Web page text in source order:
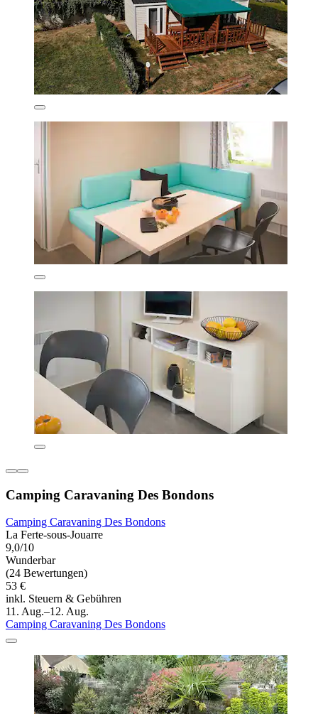
Camping Caravaning Des Bondons
Camping Caravaning Des Bondons
La Ferte-sous-Jouarre
9,0/10
Wunderbar
(24 Bewertungen)
53 €
inkl. Steuern & Gebühren
11. Aug.–12. Aug.
Camping Caravaning Des Bondons